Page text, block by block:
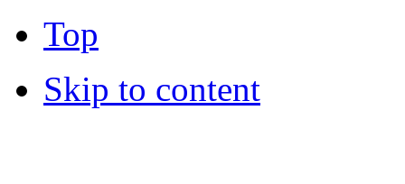
Top
Skip to content